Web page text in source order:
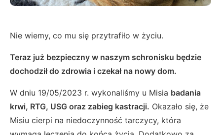
Nie wiemy, co mu się przytrafiło w życiu.
Teraz już bezpieczny w naszym schronisku będzie
dochodził do zdrowia i czekał na nowy dom.
W dniu 19/05/2023 r. wykonaliśmy u Misia badania
krwi, RTG, USG oraz zabieg kastracji. Okazało się, że
Misiu cierpi na niedoczynność tarczycy, która